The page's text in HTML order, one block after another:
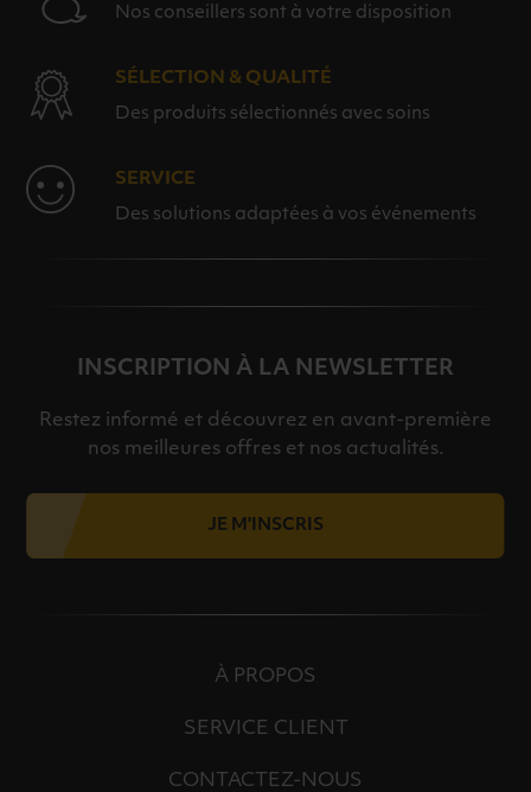
Nos conseillers sont à votre disposition
SÉLECTION & QUALITÉ
Des produits sélectionnés avec soins
SERVICE
Des solutions adaptées à vos événements
INSCRIPTION À LA NEWSLETTER
Restez informé et découvrez en avant-première
nos meilleures offres et nos actualités.
JE M'INSCRIS
À PROPOS
SERVICE CLIENT
CONTACTEZ-NOUS